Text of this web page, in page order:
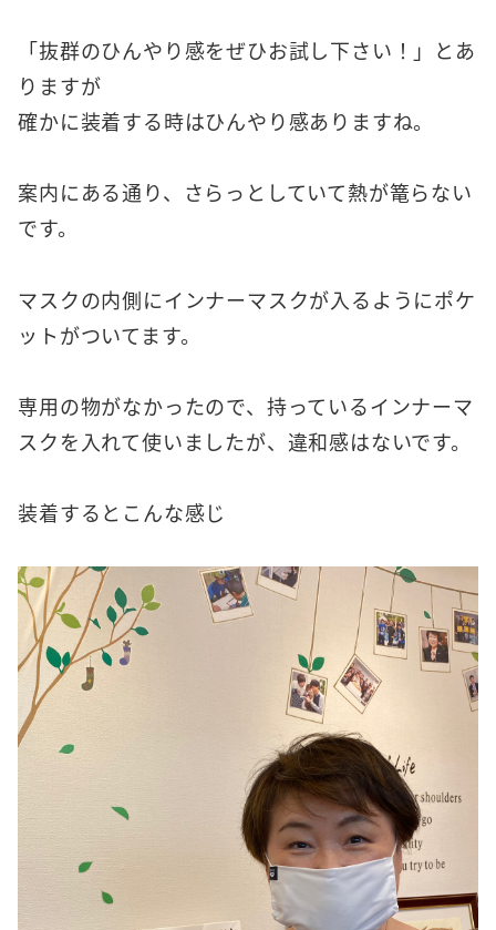
「抜群のひんやり感をぜひお試し下さい！」とあ
りますが
確かに装着する時はひんやり感ありますね。
案内にある通り、さらっとしていて熱が篭らない
です。
マスクの内側にインナーマスクが入るようにポケ
ットがついてます。
専用の物がなかったので、持っているインナーマ
スクを入れて使いましたが、違和感はないです。
装着するとこんな感じ